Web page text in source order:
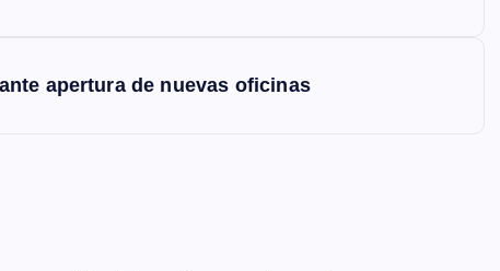
apertura de nuevas oficinas